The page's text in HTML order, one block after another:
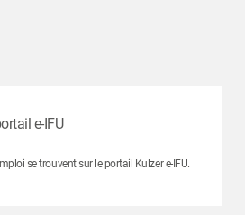
e-IFU
se trouvent sur le portail Kulzer e-IFU.